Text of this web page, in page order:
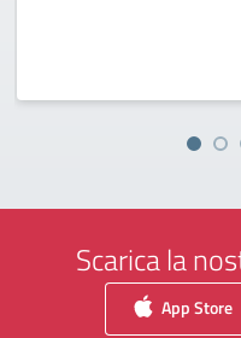
Scarica la
App Store